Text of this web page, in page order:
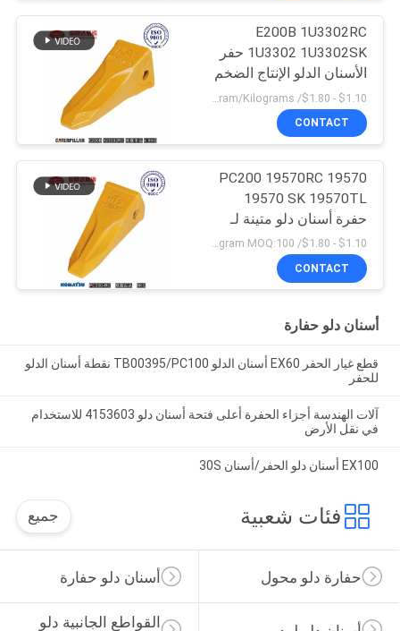
E200B 1U3302RC
1U3302 1U3302SK حفر
الأسنان الدلو الإنتاج الضخم
CONTACT
PC200 19570RC 19570
19570 SK 19570TL
حفرة أسنان دلو متينة لـ
كوماتسو
$1.10 - $1.80/ Kilogram MOQ:100 كيلوغرام / كيلوغرام
CONTACT
أسنان دلو حفارة
قطع غيار الحفر EX60 أسنان الدلو TB00395/PC100 نقطة أسنان الدلو
للحفر
آلات الهندسة أجزاء الحفرة أعلى فتحة أسنان دلو 4153603 للاستخدام
في نقل الأرض
EX100 أسنان دلو الحفر/أسنان 30S
فئات شعبية جميع
أسنان دلو حفارة حفارة دلو محول
القواطع الجانبية دلو